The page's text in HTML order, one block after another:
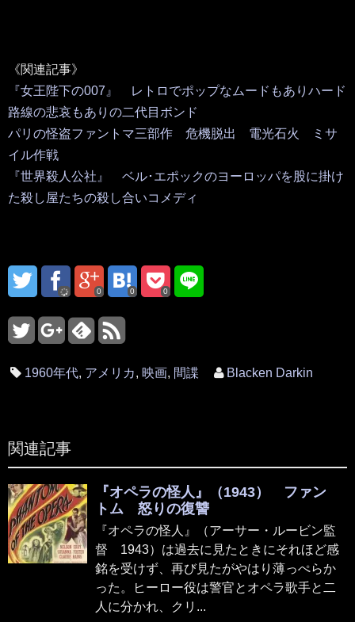
《関連記事》
『女王陛下の007』 レトロでポップなムードもありハード
路線の悲哀もありの二代目ボンド
パリの怪盗ファントマ三部作 危機脱出 電光石火 ミサ
イル作戦
『世界殺人公社』 ベル･エポックのヨーロッパを股に掛け
た殺し屋たちの殺し合いコメディ
0 0 0
1960年代, アメリカ, 映画, 間諜 Blacken Darkin
関連記事
『オペラの怪人』（1943） ファン
トム 怒りの復讐
『オペラの怪人』（アーサー・ルービン監
督 1943）は過去に見たときにそれほど感
銘を受けず、再び見たがやはり薄っぺらか
った。ヒーロー役は警官とオペラ歌手と二
人に分かれ、クリ...